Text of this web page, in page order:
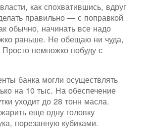
как спохватившись, вдруг
правильно — с поправкой
обычно, начинать все надо
раньше. Не обещаю ни чуда,
Просто немножко побуду с
банка могли осуществлять
на 10 тыс. На обеспечение
уходит до 28 тонн масла.
еще одну головку
порезанную кубиками.